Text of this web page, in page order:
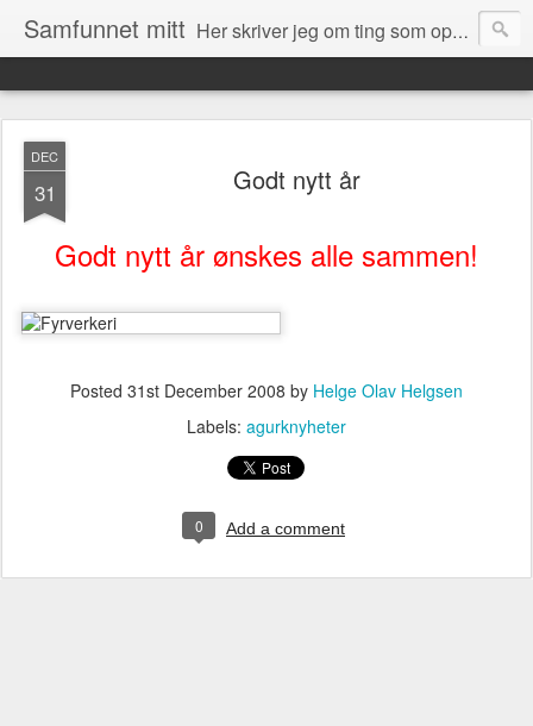
Samfunnet mitt Her skriver jeg om ting som opptar meg og ting som skjer rundt meg i samfunnet.
DEC
31 Godt nytt år
Godt nytt år ønskes alle sammen!
Posted 31st December 2008 by Helge Olav Helgsen
Labels: agurknyheter
0 Add a comment